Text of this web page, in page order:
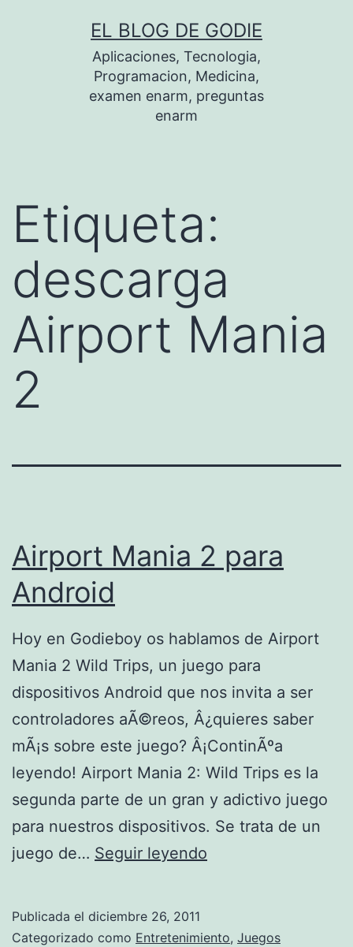
EL BLOG DE GODIE
Aplicaciones, Tecnologia,
Programacion, Medicina,
examen enarm, preguntas
enarm
Etiqueta:
descarga
Airport Mania
2
Airport Mania 2 para
Android
Hoy en Godieboy os hablamos de Airport
Mania 2 Wild Trips, un juego para
dispositivos Android que nos invita a ser
controladores aÃ©reos, Â¿quieres saber
mÃ¡s sobre este juego? Â¡ContinÃºa
leyendo! Airport Mania 2: Wild Trips es la
segunda parte de un gran y adictivo juego
para nuestros dispositivos. Se trata de un
juego de… Seguir leyendo
p
Publicada el diciembre 26, 2011
Categorizado como Entretenimiento, Juegos